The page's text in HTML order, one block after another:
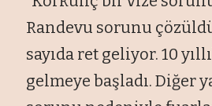
Randevu sorunu
sayıda ret geliyor. 10
gelmeye başladı. Diğer